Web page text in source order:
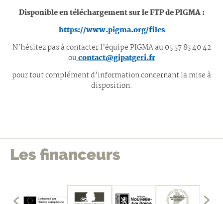
Disponible en téléchargement sur le FTP de PIGMA :
https://www.pigma.org/files
N’hésitez pas à contacter l’équipe PIGMA au 05 57 85 40 42
oucontact@gipatgeri.fr
pour tout complément d’information concernant la mise à
disposition.
Les financeurs